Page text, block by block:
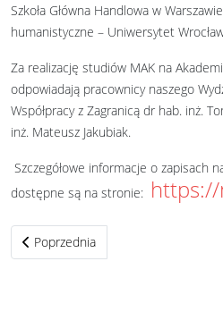
Szkoła Główna Handlowa w
humanistyczne – Uniwersytet
Za realizację studiów MAK na
odpowiadają pracownicy naszego
Współpracy z Zagranicą dr hab. inż.
inż. Mateusz Jakubiak.
Szczegółowe informacje o zapisach
dostępne są na stronie:
Poprzednia strona: Spotkanie
Poprzednia